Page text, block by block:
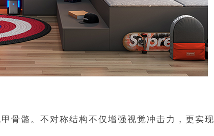
骨骼。不对称结构不仅增强视觉冲击力，更实现